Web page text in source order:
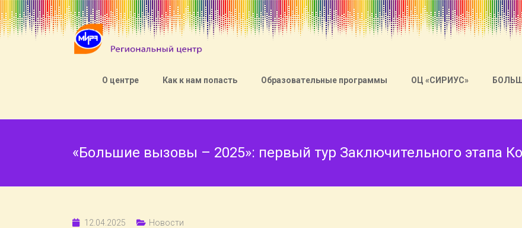
О центре Как к нам попасть Образовательные программы ОЦ «СИРИУС»
«Большие вызовы – 2025»: первый тур Заключительного этапа
12.04.2025 Новости